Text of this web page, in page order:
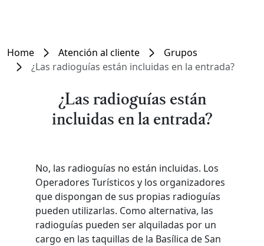
Home Atención al cliente
Grupos
¿Las radioguías están incluidas en la entrada?
¿Las radioguías están
incluidas en la entrada?
No, las radioguías no están incluidas. Los
Operadores Turísticos y los organizadores
que dispongan de sus propias radioguías
pueden utilizarlas. Como alternativa, las
radioguías pueden ser alquiladas por un
cargo en las taquillas de la Basílica de San